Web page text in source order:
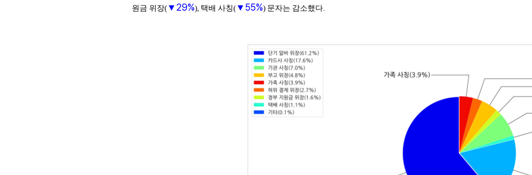
원금 위장( ▼29%), 택배 사칭( ▼55%) 문자는 감소했다.